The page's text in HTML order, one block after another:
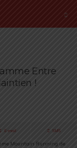
Entre
!
E-mail SMS
Mountain Running de